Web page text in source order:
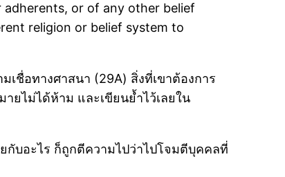
or of any other belief
religion or belief system to
เชื่อทางศาสนา (29A) สิ่งที่เขาต้องการ
ยไม่ได้ห้าม และเขียนย้ำไว้เลยใน
บอะไร ก็ถูกตีความไปว่าไปโจมตีบุคคลที่